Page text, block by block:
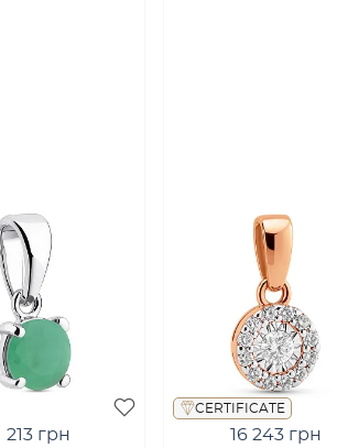
213 грн
CERTIFICATE
16 243 грн